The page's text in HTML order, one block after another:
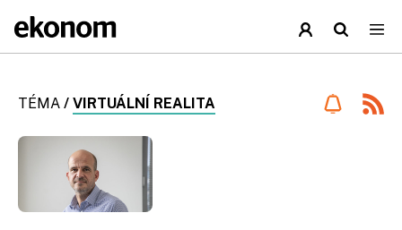
TÉMA / VIRTUÁLNÍ REALITA